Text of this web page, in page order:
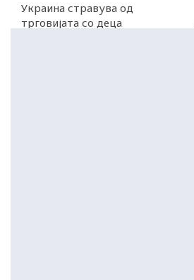
Украина стравува од
трговијата со деца